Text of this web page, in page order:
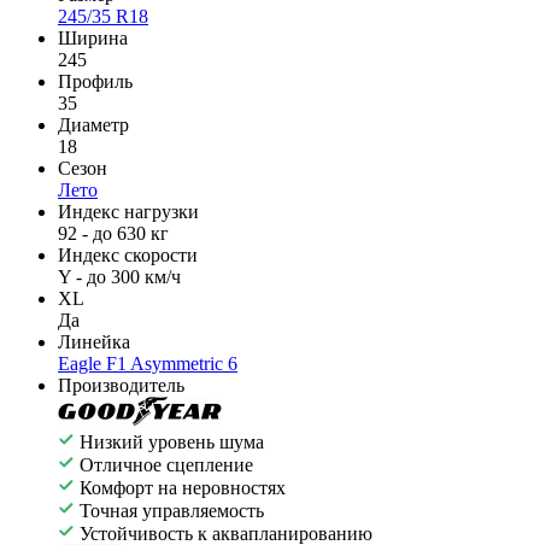
245/35 R18
Ширина
245
Профиль
35
Диаметр
18
Сезон
Лето
Индекс нагрузки
92 - до 630 кг
Индекс скорости
Y - до 300 км/ч
XL
Да
Линейка
Eagle F1 Asymmetric 6
Производитель
Низкий уровень шума
Отличное сцепление
Комфорт на неровностях
Точная управляемость
Устойчивость к аквапланированию